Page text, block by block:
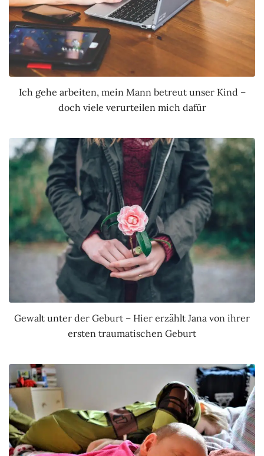
Ich gehe arbeiten, mein Mann betreut unser Kind –
doch viele verurteilen mich dafür
Gewalt unter der Geburt – Hier erzählt Jana von ihrer
ersten traumatischen Geburt